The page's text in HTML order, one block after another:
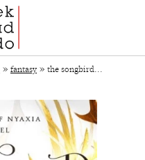
» fantasy » the songbird...